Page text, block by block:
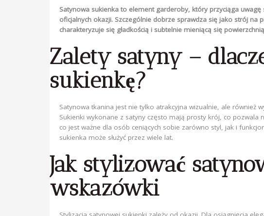
Satynowa sukienka to element garderoby, który przyciąga
oficjalnych okazji. Szczególnie dobrze sprawdza się jako strój na
charakteryzuje się gładkością i subtelnie mieniącą się
Zalety satyny –
sukienkę?
Satynowa tkanina jest nie tylko atrakcyjna wizualnie, ale również
Sukienki wykonane z satyny często mają prosty krój, co pozwala
co jest ważne dla osób ceniących sobie zarówno styl, jak i
sukienka może służyć przez wiele lat.
Jak stylizować
wskazówki